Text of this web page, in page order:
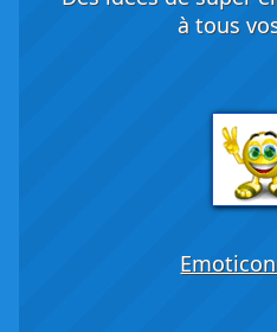
à tous